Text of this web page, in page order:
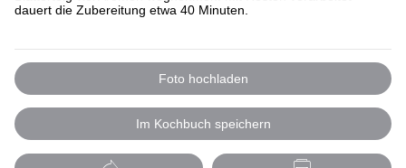
dauert die Zubereitung etwa 40 Minuten.
Foto hochladen
Im Kochbuch speichern